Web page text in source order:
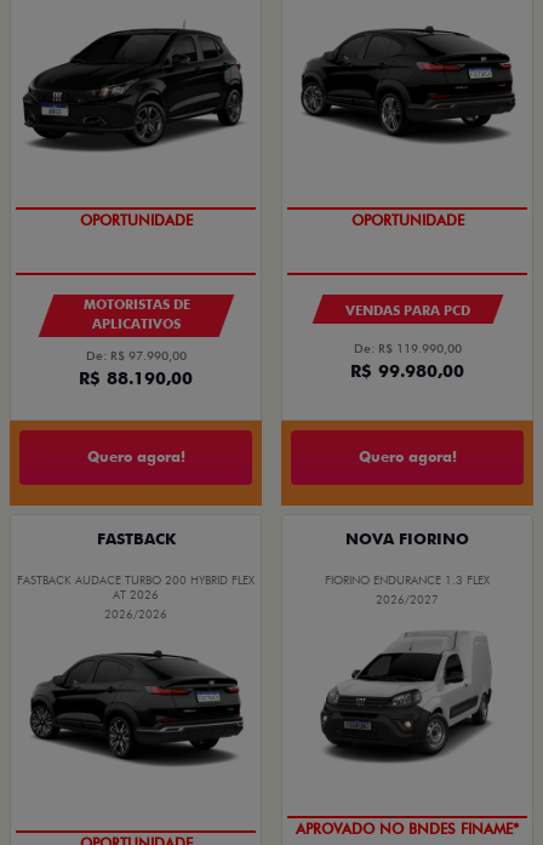
OPORTUNIDADE
MOTORISTAS DE
APLICATIVOS
De: R$ 97.990,00
R$ 88.190,00
Quero agora!
OPORTUNIDADE
VENDAS PARA PCD
De: R$ 119.990,00
R$ 99.980,00
Quero agora!
FASTBACK
FASTBACK AUDACE TURBO 200 HYBRID FLEX
AT 2026
2026/2026
NOVA FIORINO
FIORINO ENDURANCE 1.3 FLEX
2026/2027
APROVADO NO BNDES FINAME*